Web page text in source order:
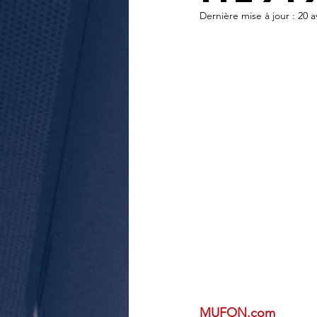
journal d'un enquêteur
Dernière mise à jour : 20
MUFON.com